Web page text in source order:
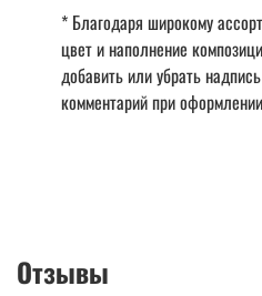
* Благодаря широкому
цвет и наполнение
добавить или убрать
комментарий при
Отзывы